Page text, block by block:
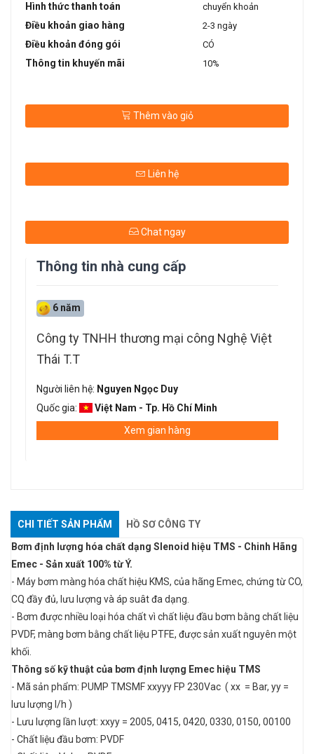
Hình thức thanh toán chuyển khoản
Điều khoản giao hàng 2-3 ngày
Điều khoản đóng gói CÓ
Thông tin khuyến mãi 10%
Thêm vào giỏ
Liên hệ
Chat ngay
Thông tin nhà cung cấp
6 năm
Công ty TNHH thương mại công Nghệ Việt
Thái T.T
Người liên hệ: Nguyen Ngọc Duy
Quốc gia:
Việt Nam - Tp. Hồ Chí Minh
Xem gian hàng
CHI TIẾT SẢN PHẨM
HỒ SƠ CÔNG TY
Bơm định lượng hóa chất dạng Slenoid hiệu TMS - Chinh Hãng
Emec - Sản xuất 100% từ Ý.
- Máy bơm màng hóa chất hiệu KMS, của hãng Emec, chứng từ CO,
CQ đầy đủ, lưu lượng và áp suât đa dạng.
- Bơm được nhiều loại hóa chất vì chất liệu đầu bơm bằng chất liệu
PVDF, màng bơm bằng chất liệu PTFE, được sản xuất nguyên một
khối.
Thông số kỹ thuật của bơm định lượng Emec hiệu TMS
- Mã sản phẩm: PUMP TMSMF xxyyy FP 230Vac ( xx = Bar, yy =
lưu lượng l/h )
- Lưu lượng lần lượt: xxyy = 2005, 0415, 0420, 0330, 0150, 00100
- Chất liệu đầu bơm: PVDF